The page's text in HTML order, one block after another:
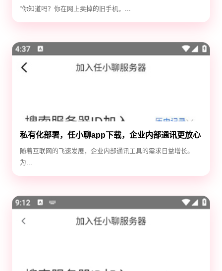
除隐私，防止数据泄露
“你知道吗？你在网上卖掉的旧手机，...
私有化部署，任小聊app下载，企业内部通讯更放心
随着互联网的飞速发展，企业内部通讯工具的需求日益增长。
为...